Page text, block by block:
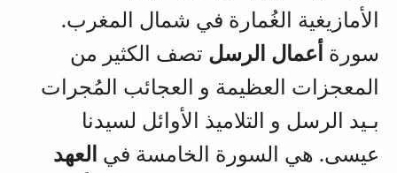
الأمازيغية الغُمارة في شمال المغرب.
سورة أعمال الرسل تصف الكثير من
المعجزات العظيمة و العجائب المُجرات
بـيد الرسل و التلاميذ الأوائل لسيدنا
عيسى. هي السورة الخامسة في العهد